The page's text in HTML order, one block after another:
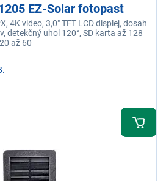
EZ-Solar fotopast
4K video, 3,0" TFT LCD displej, dosah
detekčný uhol 120°, SD karta až 128
až 60